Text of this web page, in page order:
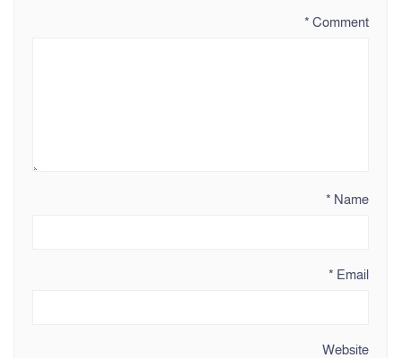
Comment
*
Name
*
Email
*
Website